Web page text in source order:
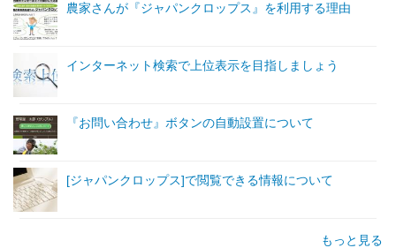
農家さんが『ジャパンクロップス』を利用する理由
インターネット検索で上位表示を目指しましょう
『お問い合わせ』ボタンの自動設置について
[ジャパンクロップス]で閲覧できる情報について
もっと見る